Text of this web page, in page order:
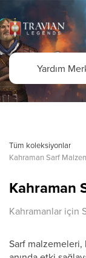
Tüm koleksiyonlar
Kahraman Sarf
Kahraman
Kahramanlar için
Sarf malzemeleri,